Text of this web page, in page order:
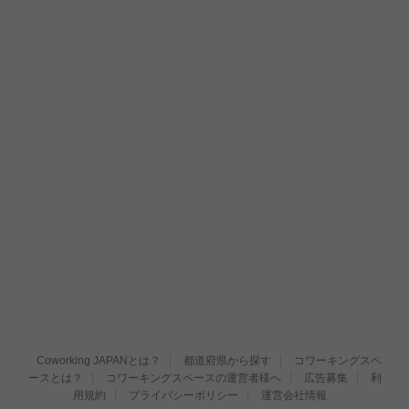
Coworking JAPANとは？ 都道府県から探す
コワーキングスペ
ースとは？
コワーキングスペースの運営者様へ 広告募集
利
用規約
プライバシーポリシー 運営会社情報